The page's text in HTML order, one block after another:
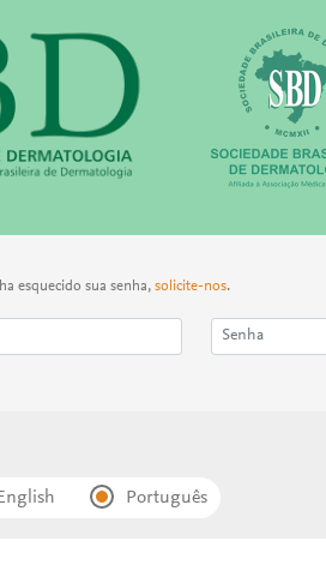
esquecido sua senha, solicite-nos.
Português